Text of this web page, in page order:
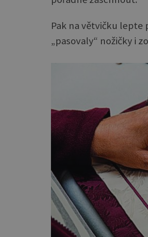
Pak na větvičku
„pasovaly“ nožičky i